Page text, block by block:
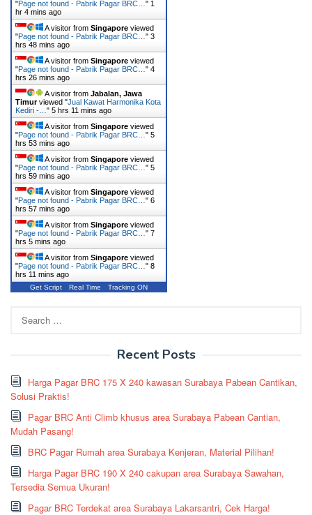
"Page not found - Pabrik Pagar BRC… " 1
hr 4 mins ago
A visitor from Singapore viewed
"Page not found - Pabrik Pagar BRC… " 3
hrs 48 mins ago
A visitor from Singapore viewed
"Page not found - Pabrik Pagar BRC… " 4
hrs 26 mins ago
A visitor from Jabalan, Jawa
Timurviewed "Jual Kawat Harmonika Kota
Kediri -… " 5 hrs 11 mins ago
A visitor from Singapore viewed
"Page not found - Pabrik Pagar BRC… " 5
hrs 53 mins ago
A visitor from Singapore viewed
"Page not found - Pabrik Pagar BRC… " 5
hrs 59 mins ago
A visitor from Singapore viewed
"Page not found - Pabrik Pagar BRC… " 6
hrs 57 mins ago
A visitor from Singapore viewed
"Page not found - Pabrik Pagar BRC… " 7
hrs 5 mins ago
A visitor from Singapore viewed
"Page not found - Pabrik Pagar BRC… " 8
hrs 11 mins ago
Get Script Real Time Tracking ON
for:
Recent Posts
Harga Pagar BRC 175 X 240 kawasan Surabaya Pabean Cantikan,
Solusi Praktis!
Pagar BRC Anti Climb khusus area Surabaya Pabean Cantian,
Mudah Pasang!
BRC Pagar Rumah area Surabaya Kenjeran, Material Pilihan!
Harga Pagar BRC 190 X 240 cakupan area Surabaya Sawahan,
Tersedia Semua Ukuran!
Pagar BRC Terdekat area Surabaya Lakarsantri, Cek Harga!